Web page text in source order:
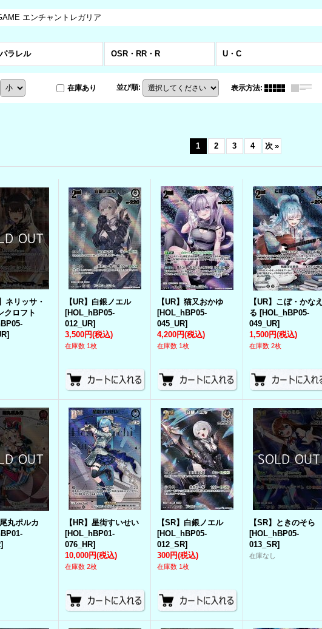
エンチャントレガリア
パラレル OSR・RR・R U・C
在庫あり 並び順: 表示方法:
1 2 3 4 次 »
ネリッサ・
クロフト
]
【UR】白銀ノエル
[HOL_hBP05-
012_UR]
3,500円(税込)
在庫数 1枚
【UR】猫又おかゆ
[HOL_hBP05-
045_UR]
4,200円(税込)
在庫数 1枚
【UR】こぼ・かなえ
る [HOL_hBP05-
049_UR]
1,500円(税込)
在庫数 2枚
尾丸ポルカ
]
【HR】星街すいせい
[HOL_hBP01-
076_HR]
10,000円(税込)
在庫数 2枚
【SR】白銀ノエル
[HOL_hBP05-
012_SR]
300円(税込)
在庫数 1枚
【SR】ときのそら
[HOL_hBP05-
013_SR]
在庫なし